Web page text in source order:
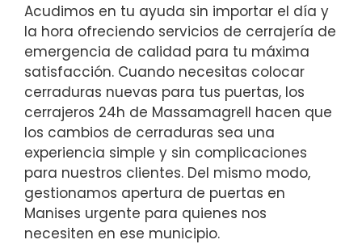
Acudimos en tu ayuda sin importar el día y
la hora ofreciendo servicios de cerrajería de
emergencia de calidad para tu máxima
satisfacción. Cuando necesitas colocar
cerraduras nuevas para tus puertas, los
cerrajeros 24h de Massamagrell hacen que
los cambios de cerraduras sea una
experiencia simple y sin complicaciones
para nuestros clientes. Del mismo modo,
gestionamos apertura de puertas en
Manises urgente para quienes nos
necesiten en ese municipio.